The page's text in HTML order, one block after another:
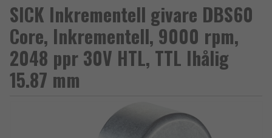
SICK Inkrementell givare DBS60
Core, Inkrementell, 9000 rpm,
2048 ppr 30V HTL, TTL Ihålig
15.87 mm